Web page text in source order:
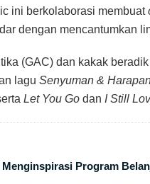
ini berkolaborasi membuat
dengan mencantumkan
(GAC) dan kakak
lagu Senyuman &
Let You Go dan I Still
Program